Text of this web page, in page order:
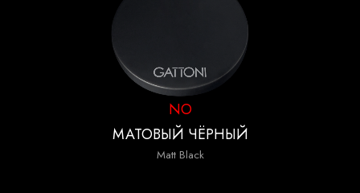
NO
МАТОВЫЙ ЧЁРНЫЙ
Matt Black